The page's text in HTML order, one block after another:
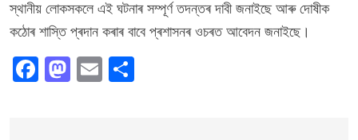
স্থানীয় লোকসকলে এই ঘটনাৰ সম্পূৰ্ণ তদন্তৰ দাবী জনাইছে আৰু দোষীক
কঠোৰ শাস্তি প্ৰদান কৰাৰ বাবে প্ৰশাসনৰ ওচৰত আবেদন জনাইছে।
Facebook
Mastodon
Email